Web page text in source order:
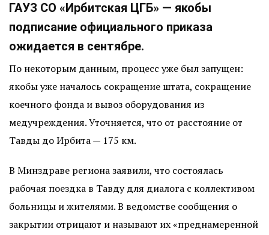
ГАУЗ СО «Ирбитская ЦГБ» — якобы
подписание официального приказа
ожидается в сентябре.
По некоторым данным, процесс уже был запущен:
якобы уже началось сокращение штата, сокращение
коечного фонда и вывоз оборудования из
медучреждения. Уточняется, что от расстояние от
Тавды до Ирбита — 175 км.
В Минздраве региона заявили, что состоялась
рабочая поездка в Тавду для диалога с коллективом
больницы и жителями. В ведомстве сообщения о
закрытии отрицают и называют их «преднамеренной